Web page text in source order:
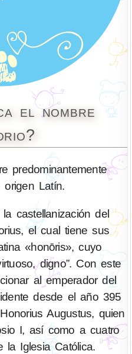
el nombre
predominantemente
origen Latín.
castellanización del
el cual tiene sus
«honōris», cuyo
digno”. Con este
al emperador del
desde el año 395
Augustus, quien
I, así como a cuatro
la Iglesia Católica.